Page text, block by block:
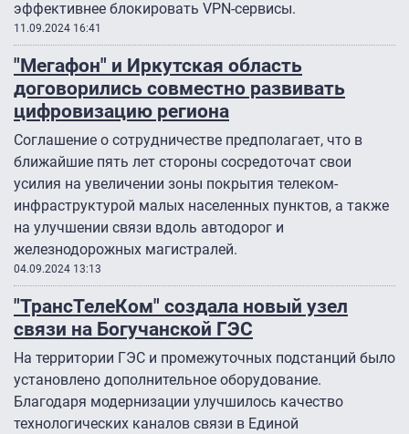
эффективнее блокировать VPN-сервисы.
11.09.2024 16:41
"Мегафон" и Иркутская область
договорились совместно развивать
цифровизацию региона
Соглашение о сотрудничестве предполагает, что в
ближайшие пять лет стороны сосредоточат свои
усилия на увеличении зоны покрытия телеком-
инфраструктурой малых населенных пунктов, а также
на улучшении связи вдоль автодорог и
железнодорожных магистралей.
04.09.2024 13:13
"ТрансТелеКом" создала новый узел
связи на Богучанской ГЭС
На территории ГЭС и промежуточных подстанций было
установлено дополнительное оборудование.
Благодаря модернизации улучшилось качество
технологических каналов связи в Единой